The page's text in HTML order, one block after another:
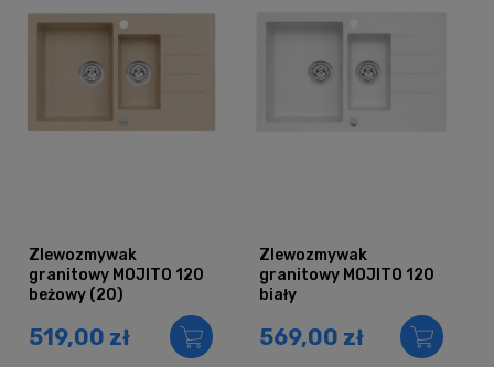
Zlewozmywak
granitowy MOJITO 120
beżowy (20)
519,00 zł
Zlewozmywak
granitowy MOJITO 120
biały
569,00 zł